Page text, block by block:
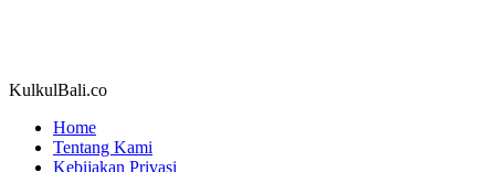
KulkulBali.co
Home
Tentang Kami
Kebijakan Privasi